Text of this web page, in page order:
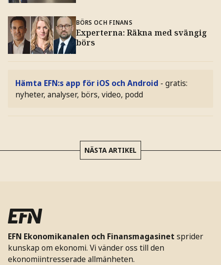
BÖRS OCH FINANS
Experterna: Räkna med svängig
börs
Hämta EFN:s app för iOS och Android - gratis:
nyheter, analyser, börs, video, podd
NÄSTA ARTIKEL
EFN Ekonomikanalen och Finansmagasinet sprider
kunskap om ekonomi. Vi vänder oss till den
ekonomiintresserade allmänheten.